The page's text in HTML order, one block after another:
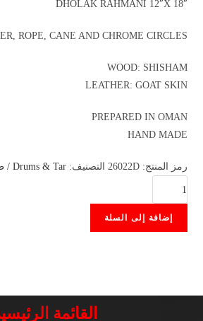
DHOLAK RAHMANI 12″X 18″
ROPE, CANE AND CHROME CIRCLES.
WOOD: SHISHAM
LEATHER: GOAT SKIN
PREPARED IN OMAN
HAND MADE
رمز المنتج:26022D التصنيف:Drums & Tar / طبل و طار
كمية
DHOLAK
RAHMANI
إضافة إلى السلة
القائمة